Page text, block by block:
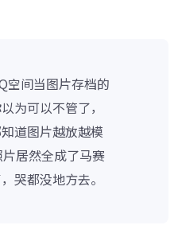
空间当图片存档的
为可以不管了，
道图片越放越模
居然全成了马赛
哭都没地方去。